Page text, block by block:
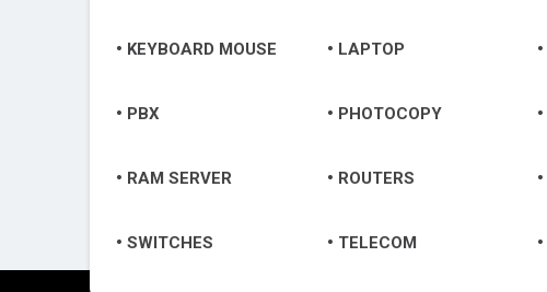
KEYBOARD MOUSE LAPTOP
PBX PHOTOCOPY
RAM SERVER ROUTERS
SWITCHES TELECOM